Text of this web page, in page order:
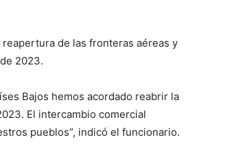
de las fronteras aéreas y
2023.
Bajos hemos acordado reabrir la
El intercambio comercial
pueblos”, indicó el funcionario.